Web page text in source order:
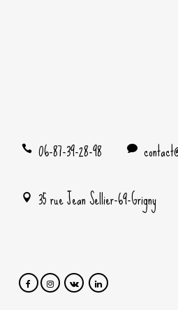
06-87-39-28-98
35 rue Jean Sellier-69-Grigny